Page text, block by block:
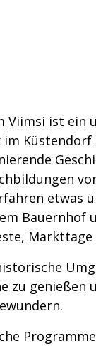
Viimsi ist ein
etwas
Bauernhof
Markttage
zu genießen